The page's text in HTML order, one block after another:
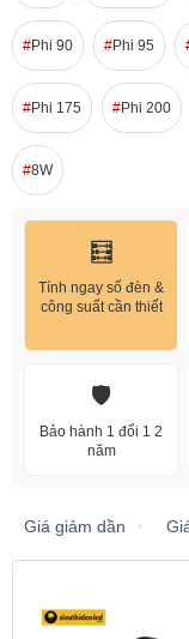
Phi 90 Phi 95
Phi 175 Phi 200
8W
🧮
Tính ngay số đèn &
công suất cần thiết
🛡️
Bảo hành 1 đổi 1 2
năm
Giá giảm dần